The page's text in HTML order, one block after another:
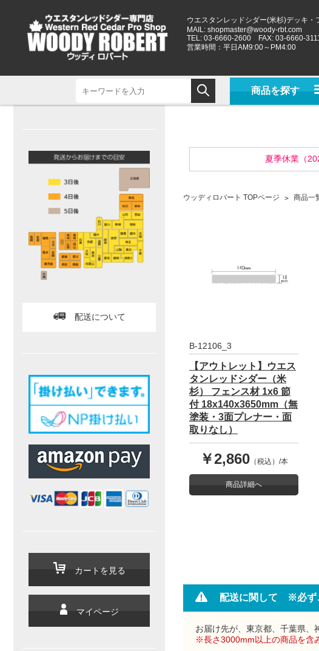
ウエスタンレッドシダー(米杉)デッキ
MAIL: shopmaster@woody-rbt.com
TEL: 03-6660-2600 FAX: 03-6660-
営業時間：平日AM9:00～PM4:00
商品を探す
配送について
カートを見る
マイページ
夏季休業（
ウッディロバート TOPページ 商品一
B-12106_3
【アウトレット】ウエス
タンレッドシダー（米
杉） フェンス材 1x6 節
付 18x140x3650mm（無
塗装・3面プレナー・面
取りなし）
￥2,860 （税込）/本
商品詳細へ
配送に関して ※必ず
お届け先が、東京都、千葉県、
※長さ3000mm以上の商品を含